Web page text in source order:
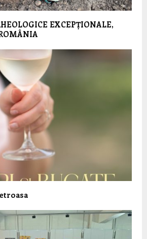
EXCEPȚIONALE,